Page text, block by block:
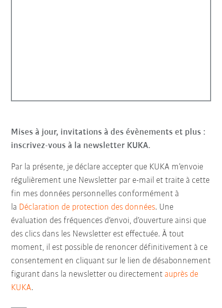
Mises à jour, invitations à des évènements et plus :
inscrivez-vous à la newsletter KUKA.
Par la présente, je déclare accepter que KUKA m’envoie
régulièrement une Newsletter par e-mail et traite à cette
fin mes données personnelles conformément à
la Déclaration de protection des données. Une
évaluation des fréquences d’envoi, d’ouverture ainsi que
des clics dans les Newsletter est effectuée. À tout
moment, il est possible de renoncer définitivement à ce
consentement en cliquant sur le lien de désabonnement
figurant dans la newsletter ou directement auprès de
KUKA.